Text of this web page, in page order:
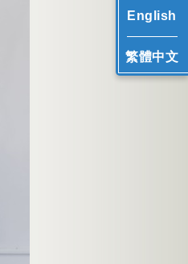
English
繁體中文